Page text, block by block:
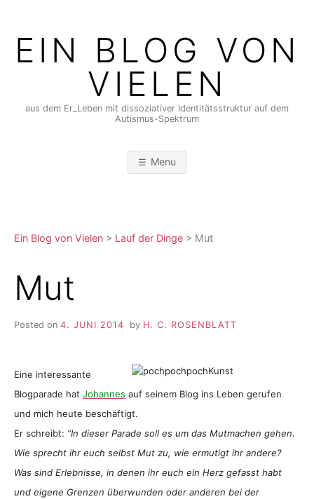
contentEIN BLOG VON
VIELEN
aus dem Er_Leben mit dissoziativer Identitätsstruktur auf dem
Autismus-Spektrum
Menu
Ein Blog von Vielen > Lauf der Dinge > Mut
Mut
Posted on 4. JUNI 2014 by H. C. ROSENBLATT
Eine interessante
Blogparade hat Johannes auf seinem Blog ins Leben gerufen
und mich heute beschäftigt.
Er schreibt: “In dieser Parade soll es um das Mutmachen gehen.
Wie sprecht ihr euch selbst Mut zu, wie ermutigt ihr andere?
Was sind Erlebnisse, in denen ihr euch ein Herz gefasst habt
und eigene Grenzen überwunden oder anderen bei der